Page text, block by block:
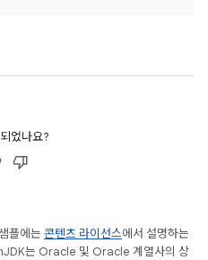
었나요?
플에는 콘텐츠 라이선스에서 설명하는
는 Oracle 및 Oracle 계열사의 상